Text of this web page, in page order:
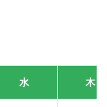
水 木